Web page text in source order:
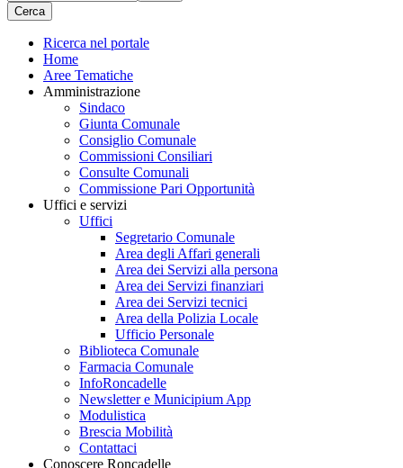
Cerca
Ricerca nel portale
Home
Aree Tematiche
Amministrazione
Sindaco
Giunta Comunale
Consiglio Comunale
Commissioni Consiliari
Consulte Comunali
Commissione Pari Opportunità
Uffici e servizi
Uffici
Segretario Comunale
Area degli Affari generali
Area dei Servizi alla persona
Area dei Servizi finanziari
Area dei Servizi tecnici
Area della Polizia Locale
Ufficio Personale
Biblioteca Comunale
Farmacia Comunale
InfoRoncadelle
Newsletter e Municipium App
Modulistica
Brescia Mobilità
Contattaci
Conoscere Roncadelle